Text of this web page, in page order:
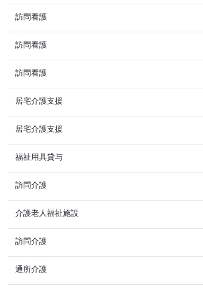
訪問看護
訪問看護
訪問看護
居宅介護支援
居宅介護支援
福祉用具貸与
訪問介護
介護老人福祉施設
訪問介護
通所介護